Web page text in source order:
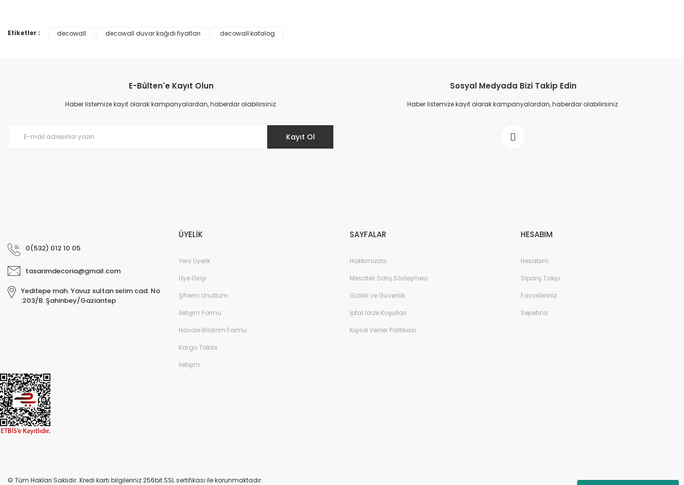
Ürün bilgilerinde hatalar bulunuyor.
Gönder
Etiketler : decowall decowall duvar kağıdı fiyatları decowall katalog
E-Bülten'e Kayıt Olun
Haber listemize kayıt olarak kampanyalardan, haberdar olabilirsiniz.
Kayıt Ol
Sosyal Medyada Bizi Takip Edin
Haber listemize kayıt olarak kampanyalardan, haberdar olabilirsiniz.
0(532) 012 10 05
tasarimdecoria@gmail.com
Yeditepe mah. Yavuz sultan selim cad. No
:203/B. Şahinbey/Gaziantep
ÜYELİK
Yeni Üyelik
Üye Girişi
Şifremi Unuttum
İletişim Formu
Havale Bildirim Formu
Kargo Takibi
İletişim
SAYFALAR
Hakkımızda
Mesafeli Satış Sözleşmesi
Gizlilik ve Güvenlik
İptal İade Koşullari
Kişisel Veriler Politikası
HESABIM
Hesabım
Sipariş Takip
Favorileriniz
Sepetiniz
© Tüm Hakları Saklıdır. Kredi kartı bilgileriniz 256bit SSL sertifikası ile korunmaktadır.